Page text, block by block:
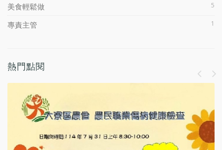
美食輕鬆做 5
專責主管 1
熱門點閱